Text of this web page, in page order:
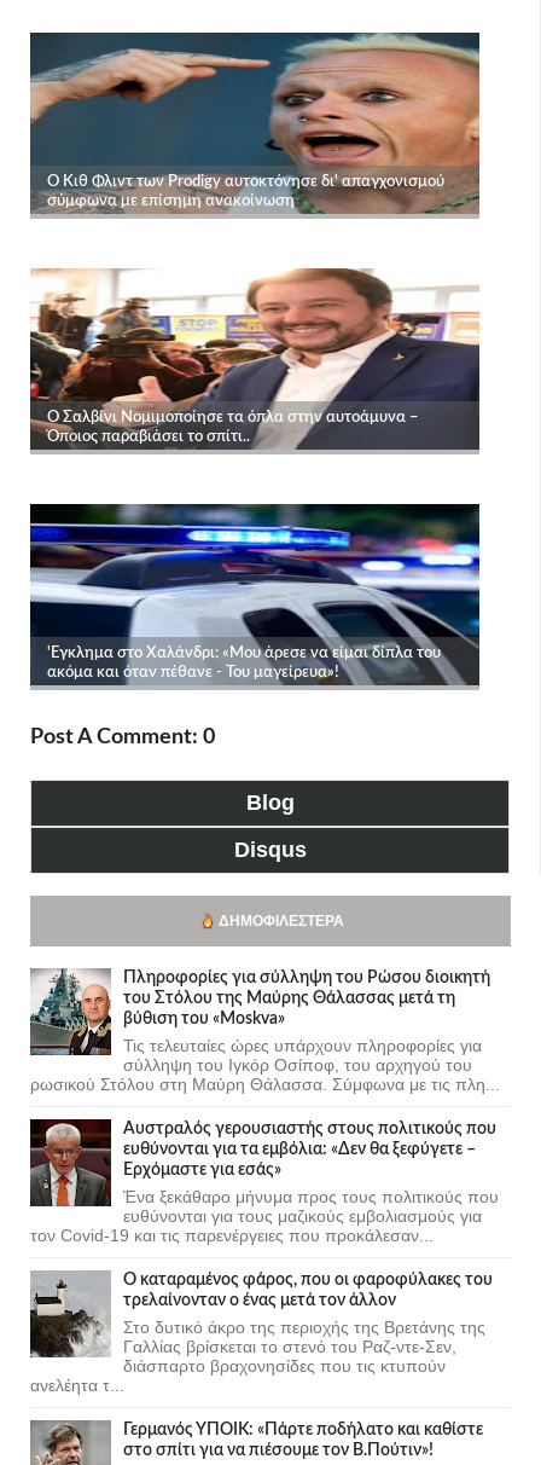
Post A Comment: 0
Blog
Disqus
ΔΗΜΟΦΙΛΈΣΤΕΡΑ
Πληροφορίες για σύλληψη του Ρώσου διοικητή
του Στόλου της Mαύρης Θάλασσας μετά τη
βύθιση του «Moskva»
Τις τελευταίες ώρες υπάρχουν πληροφορίες για
σύλληψη του Ιγκόρ Οσίποφ, του αρχηγού του
ρωσικού Στόλου στη Μαύρη Θάλασσα. Σύμφωνα με τις πλη...
Αυστραλός γερουσιαστής στους πολιτικούς που
ευθύνονται για τα εμβόλια: «Δεν θα ξεφύγετε –
Ερχόμαστε για εσάς»
Ένα ξεκάθαρο μήνυμα προς τους πολιτικούς που
ευθύνονται για τους μαζικούς εμβολιασμούς για
τον Covid-19 και τις παρενέργειες που προκάλεσαν...
Ο καταραμένος φάρος, που οι φαροφύλακες του
τρελαίνονταν ο ένας μετά τον άλλον
Στο δυτικό άκρο της περιοχής της Βρετάνης της
Γαλλίας βρίσκεται το στενό του Ραζ-ντε-Σεν,
διάσπαρτο βραχονησίδες που τις κτυπούν
ανελέητα τ...
Γερμανός ΥΠΟΙΚ: «Πάρτε ποδήλατο και καθίστε
στο σπίτι για να πιέσουμε τον Β.Πούτιν»!